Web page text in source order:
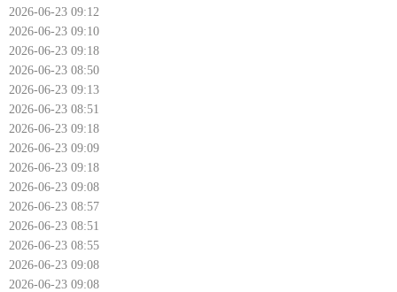
2026-06-23 09:12
2026-06-23 09:10
2026-06-23 09:18
2026-06-23 08:50
2026-06-23 09:13
2026-06-23 08:51
2026-06-23 09:18
2026-06-23 09:09
2026-06-23 09:18
2026-06-23 09:08
2026-06-23 08:57
2026-06-23 08:51
2026-06-23 08:55
2026-06-23 09:08
2026-06-23 09:08